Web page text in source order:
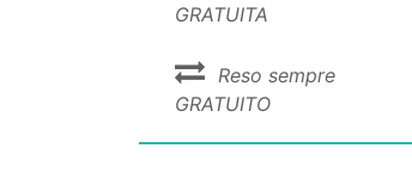
GRATUITA
Reso sempre
GRATUITO